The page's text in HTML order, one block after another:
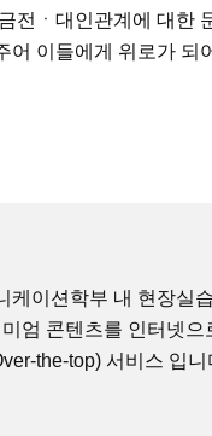
전ㆍ대인관계에 대한
어 이들에게 위로가 되
케이션학부 내 현장실
엄 콘텐츠를 인터넷으
the-top) 서비스 입니